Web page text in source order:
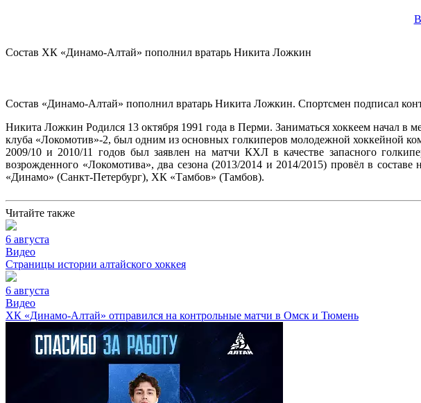
Состав ХК «Динамо-Алтай» пополнил вратарь Никита Ложкин
Состав «Динамо-Алтай» пополнил вратарь Никита Ложкин. Спортсмен подписал
Никита Ложкин Родился 13 октября 1991 года в Перми. Заниматься хоккеем начал в
клуба «Локомотив»-2, был одним из основных голкиперов молодежной хоккейной
2009/10 и 2010/11 годов был заявлен на матчи КХЛ в качестве запасного
возрожденного «Локомотива», два сезона (2013/2014 и 2014/2015) провёл в
«Динамо» (Санкт-Петербург), ХК «Тамбов» (Тамбов).
Читайте также
6 августа
Видео
Страницы истории алтайского хоккея
6 августа
Видео
ХК «Динамо-Алтай» отправился на контрольные матчи в Омск и Тюмень